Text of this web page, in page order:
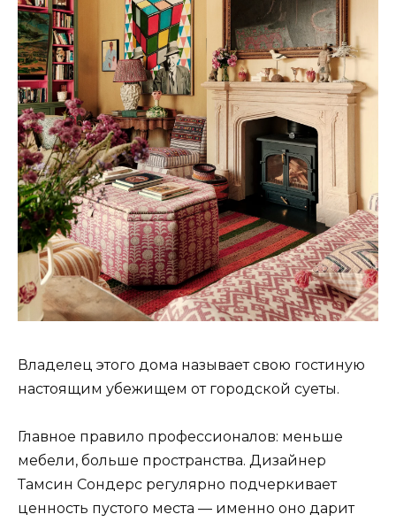
Владелец этого дома называет свою гостиную
настоящим убежищем от городской суеты.
Главное правило профессионалов: меньше
мебели, больше пространства. Дизайнер
Тамсин Сондерс регулярно подчеркивает
ценность пустого места — именно оно дарит